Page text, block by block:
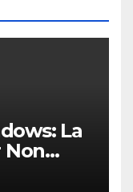
La
Non